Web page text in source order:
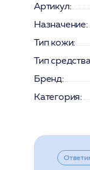
Артикул:
Назначение:
Тип кожи:
Тип
Бренд:
Категория: